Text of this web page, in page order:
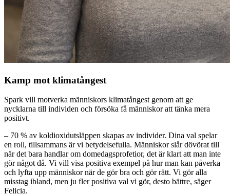
Kamp mot klimatångest
Spark vill motverka människors klimatångest genom att ge
nycklarna till individen och försöka få människor att tänka mera
positivt.
– 70 % av koldioxidutsläppen skapas av individer. Dina val spelar
en roll, tillsammans är vi betydelsefulla. Människor slår dövörat till
när det bara handlar om domedagsprofetior, det är klart att man inte
gör något då. Vi vill visa positiva exempel på hur man kan påverka
och lyfta upp människor när de gör bra och gör rätt. Vi gör alla
misstag ibland, men ju fler positiva val vi gör, desto bättre, säger
Felicia.